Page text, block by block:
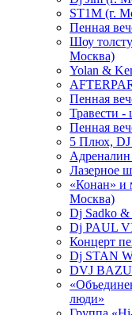
ST1M (г.
Пенная
Шоу
Москва)
Yolan &
Пенная
Травести -
Пенная
5 Плюх, DJ
Адреналин
Лазерное
«Конан» и
Москва)
Dj Sadko
Dj PAUL
Концерт
Dj STAN
DVJ
люди»